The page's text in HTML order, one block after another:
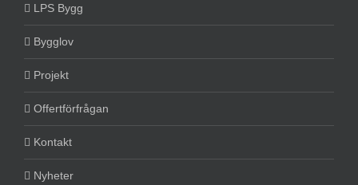
LPS Bygg
Bygglov
Projekt
Offertförfrågan
Kontakt
Nyheter